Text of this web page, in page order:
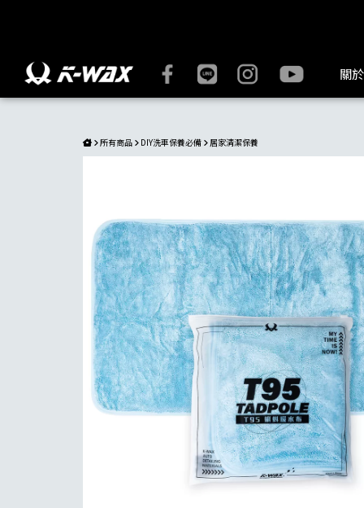
關
所有商品 DIY洗車保養必備 居家清潔保養